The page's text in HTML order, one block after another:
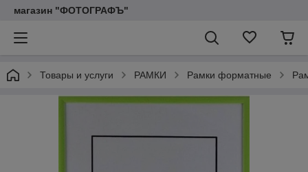
магазин "ФОТОГРАФЪ"
Товары и услуги РАМКИ Рамки форматные